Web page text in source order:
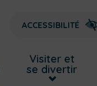
ACCESSIBILITÉ
Visiter et
se divertir